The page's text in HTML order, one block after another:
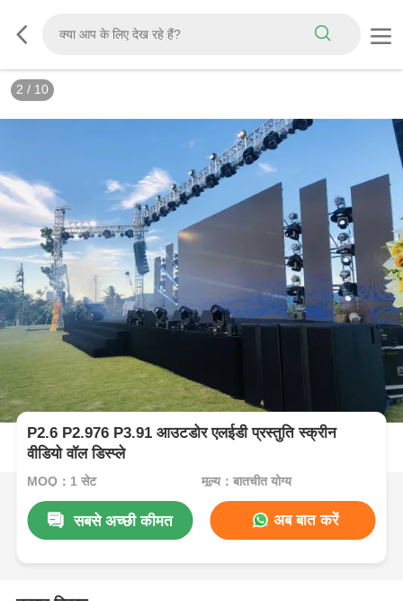
3 / 10
P2.6 P2.976 P3.91 आउटडोर एलईडी प्रस्तुति स्क्रीन
वीडियो वॉल डिस्प्ले
MOQ：1 सेट मूल्य：बातचीत योग्य
सबसे अच्छी कीमत अब बात करें